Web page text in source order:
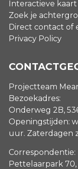
Interactieve
Zoek je
Direct contact of
Privacy Policy
Projectteam
Bezoekadres:
Onderweg 2B,
Openingstijden:
uur. Zaterdagen
Correspondentie:
Pettelaarpark 70,